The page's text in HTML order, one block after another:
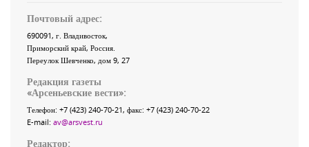
Почтовый адрес:
690091, г. Владивосток,
Приморский край, Россия.
Переулок Шевченко, дом 9, 27
Редакция газеты
«Арсеньевские вести»:
Телефон: +7 (423) 240-70-21, факс: +7 (423) 240-70-22
E-mail: av@arsvest.ru
Редактор: